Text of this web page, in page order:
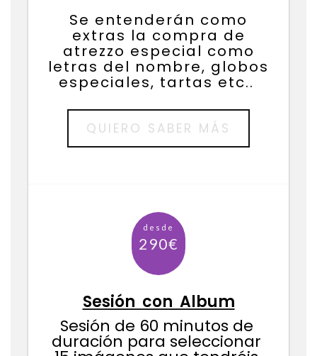
Se entenderán como
extras la compra de
atrezzo especial como
letras del nombre, globos
especiales, tartas etc..
QUIERO SABER MÁS
Sesión con Album
Sesión de 60 minutos de
duración para seleccionar